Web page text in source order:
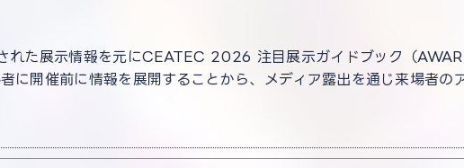
た展示情報を元にCEATEC 2026 注目展示ガイドブック（
に開催前に情報を展開することから、メディア露出を通じ来場者の